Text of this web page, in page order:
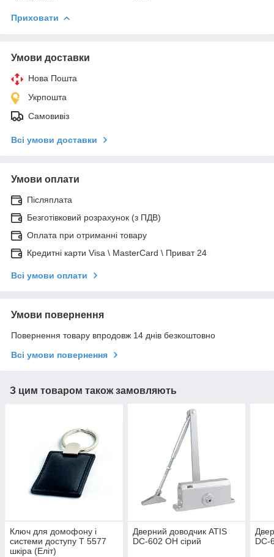
Приховати
Умови доставки
Нова Пошта
Укрпошта
Самовивіз
Всі умови доставки
Умови оплати
Післяплата
Безготівковий розрахунок (з ПДВ)
Оплата при отриманні товару
Кредитні карти Visa \ MasterCard \ Приват 24
Всі умови оплати
Умови повернення
Повернення товару впродовж 14 днів безкоштовно
Всі умови повернення
З цим товаром також замовляють
Ключ для домофону і
системи доступу Т 5577
шкіра (Еліт)
Дверний доводчик ATIS
DC-602 OH сірий
DC-